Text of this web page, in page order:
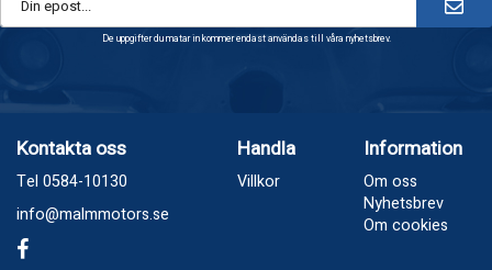
De uppgifter du matar in kommer endast användas till våra nyhetsbrev.
Kontakta oss
Tel 0584-10130
info@malmmotors.se
Handla
Villkor
Information
Om oss
Nyhetsbrev
Om cookies